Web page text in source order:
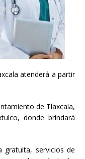
atenderá a partir
de Tlaxcala,
donde brindará
servicios de